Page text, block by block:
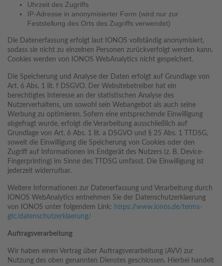
Uhrzeit des Zugriffs
IP-Adresse in anonymisierter Form (wird nur zur
Feststellung des Orts des Zugriffs verwendet)
Die Datenerfassung erfolgt laut IONOS vollständig anonymisiert,
sodass sie nicht zu einzelnen Personen zurückverfolgt werden kann.
Cookies werden von IONOS WebAnalytics nicht gespeichert.
Die Speicherung und Analyse der Daten erfolgt auf Grundlage von
Art. 6 Abs. 1 lit. f DSGVO. Der Websitebetreiber hat ein
berechtigtes Interesse an der statistischen Analyse des
Nutzerverhaltens, um sowohl sein Webangebot als auch seine
Werbung zu optimieren. Sofern eine entsprechende Einwilligung
abgefragt wurde, erfolgt die Verarbeitung ausschließlich auf
Grundlage von Art. 6 Abs. 1 lit. a DSGVO und § 25 Abs. 1 TTDSG,
soweit die Einwilligung die Speicherung von Cookies oder den
Zugriff auf Informationen im Endgerät des Nutzers (z. B. Device-
Fingerprinting) im Sinne des TTDSG umfasst. Die Einwilligung ist
jederzeit widerrufbar.
Weitere Informationen zur Datenerfassung und Verarbeitung durch
IONOS WebAnalytics entnehmen Sie der Datenschutzerklaerung
von IONOS unter folgendem Link: https://www.ionos.de/terms-
gtc/datenschutzerklaerung/
Auftragsverarbeitung
Wir haben einen Vertrag über Auftragsverarbeitung (AVV) zur
Nutzung des oben genannten Dienstes geschlossen. Hierbei handelt